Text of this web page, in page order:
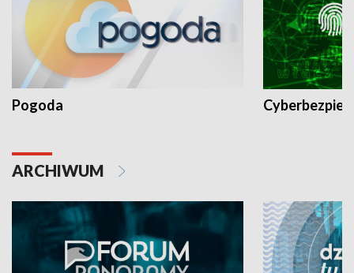
Pogoda
ARCHIWUM